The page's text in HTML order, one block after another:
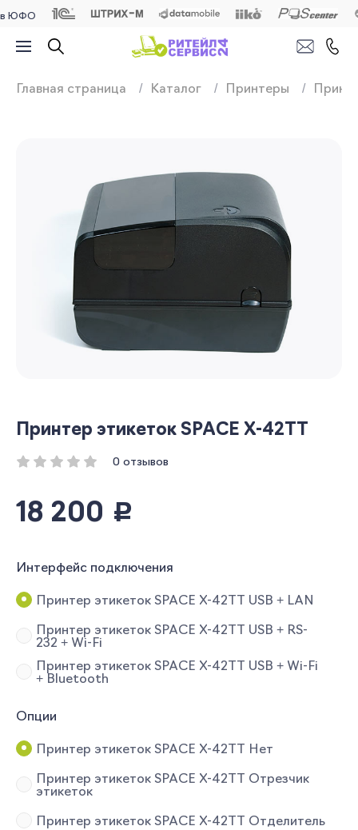
Продажа,
Главная страница Каталог Принтеры
Принтер этикеток SPACE X-42TT
0 отзывов
18 200 руб.
Интерфейс подключения
Принтер этикеток SPACE X-42TT USB + LAN
Принтер этикеток SPACE X-42TT USB + RS-
232 + Wi-Fi
Принтер этикеток SPACE X-42TT USB + Wi-Fi
+ Bluetooth
Опции
Принтер этикеток SPACE X-42TT Нет
Принтер этикеток SPACE X-42TT Отрезчик
этикеток
Принтер этикеток SPACE X-42TT Отделитель